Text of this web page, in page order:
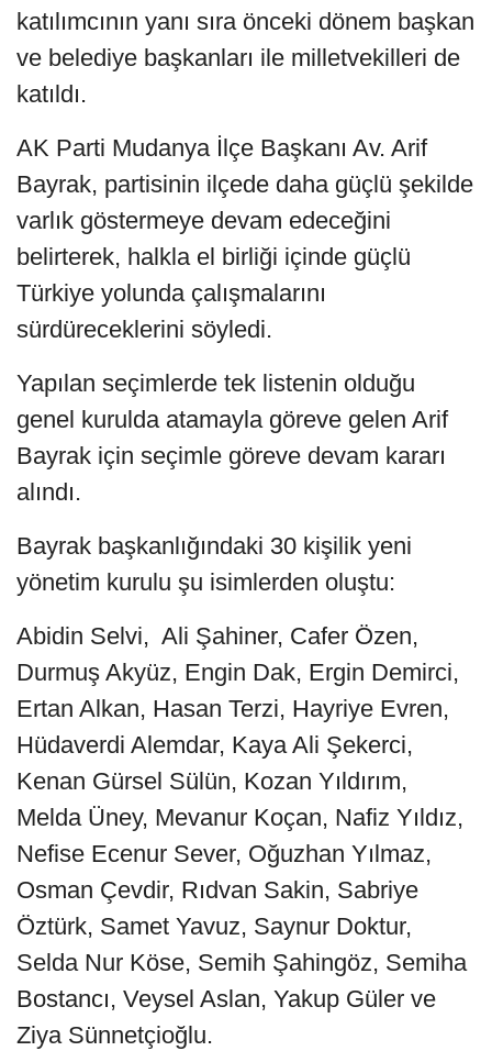
katılımcının yanı sıra önceki dönem başkan
ve belediye başkanları ile milletvekilleri de
katıldı.
AK Parti Mudanya İlçe Başkanı Av. Arif
Bayrak, partisinin ilçede daha güçlü şekilde
varlık göstermeye devam edeceğini
belirterek, halkla el birliği içinde güçlü
Türkiye yolunda çalışmalarını
sürdüreceklerini söyledi.
Yapılan seçimlerde tek listenin olduğu
genel kurulda atamayla göreve gelen Arif
Bayrak için seçimle göreve devam kararı
alındı.
Bayrak başkanlığındaki 30 kişilik yeni
yönetim kurulu şu isimlerden oluştu:
Abidin Selvi, Ali Şahiner, Cafer Özen,
Durmuş Akyüz, Engin Dak, Ergin Demirci,
Ertan Alkan, Hasan Terzi, Hayriye Evren,
Hüdaverdi Alemdar, Kaya Ali Şekerci,
Kenan Gürsel Sülün, Kozan Yıldırım,
Melda Üney, Mevanur Koçan, Nafiz Yıldız,
Nefise Ecenur Sever, Oğuzhan Yılmaz,
Osman Çevdir, Rıdvan Sakin, Sabriye
Öztürk, Samet Yavuz, Saynur Doktur,
Selda Nur Köse, Semih Şahingöz, Semiha
Bostancı, Veysel Aslan, Yakup Güler ve
Ziya Sünnetçioğlu.